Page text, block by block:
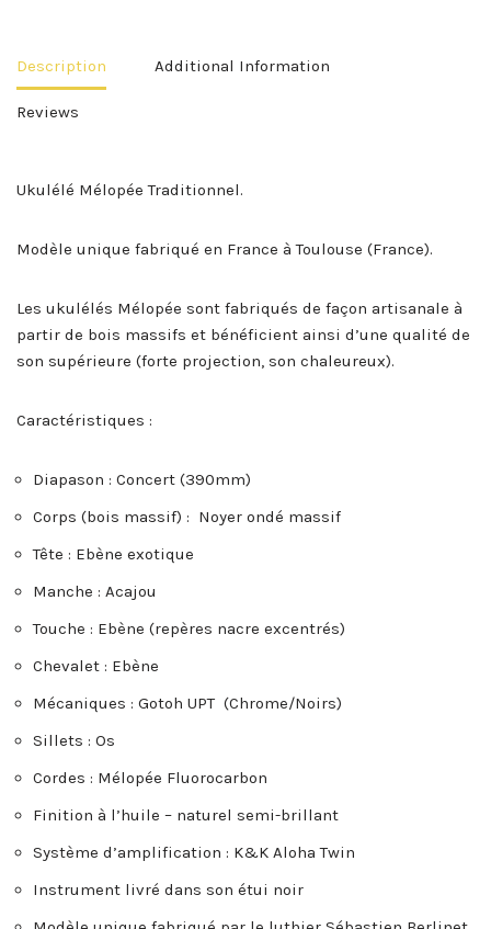
Description Additional Information
Reviews
Ukulélé Mélopée Traditionnel.
Modèle unique fabriqué en France à Toulouse (France).
Les ukulélés Mélopée sont fabriqués de façon artisanale à
partir de bois massifs et bénéficient ainsi d’une qualité de
son supérieure (forte projection, son chaleureux).
Caractéristiques :
Diapason : Concert (390mm)
Corps (bois massif) : Noyer ondé massif
Tête : Ebène exotique
Manche : Acajou
Touche : Ebène (repères nacre excentrés)
Chevalet : Ebène
Mécaniques : Gotoh UPT (Chrome/Noirs)
Sillets : Os
Cordes : Mélopée Fluorocarbon
Finition à l’huile – naturel semi-brillant
Système d’amplification : K&K Aloha Twin
Instrument livré dans son étui noir